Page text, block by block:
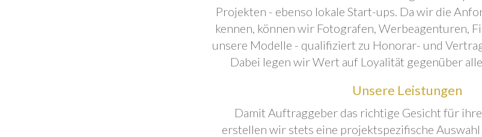
Projekten - ebenso lokale Start-ups. Da wir die
kennen, können wir Fotografen, Werbeagenturen,
unsere Modelle - qualifiziert zu Honorar- und
Dabei legen wir Wert auf Loyalität gegenüber
Unsere Leistungen
Damit Auftraggeber das richtige Gesicht für
erstellen wir stets eine projektspezifische